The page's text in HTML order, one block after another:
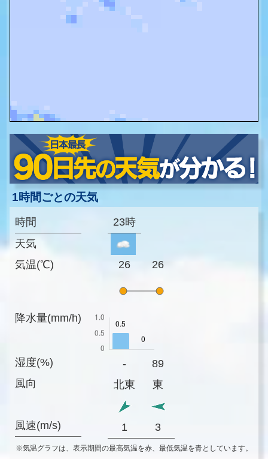
1時間ごとの天気
時間
天気
気温(℃)
降水量(mm/h)
湿度(%)
風向
風速(m/s)
23時
26 26
-
89
北東
東
1 3
※気温グラフは、表示期間の最高気温を赤、最低気温を青としています。